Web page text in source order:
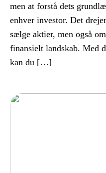
men at forstå dets
enhver investor. Det
sælge aktier, men også
finansielt landskab. Med
kan du […]